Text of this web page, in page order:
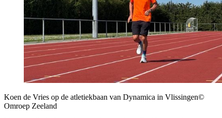
Koen de Vries op de atletiekbaan van Dynamica in Vlissingen©
Omroep Zeeland